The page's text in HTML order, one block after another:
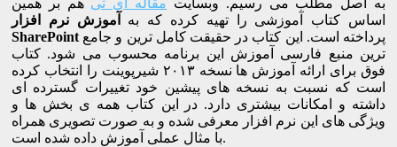
به اصل مطلب می رسیم. وبسایت مقاله آی تی هم بر همین
اساس کتاب آموزشی را تهیه کرده که به
آموزش نرم افزار
SharePointپرداخته است. این کتاب در حقیقت کامل ترین و جامع
ترین منبع فارسی آموزش این برنامه محسوب می شود. کتاب
فوق برای ارائه آموزش ها نسخه ۲۰۱۳ شیرپوینت را انتخاب کرده
است که نسبت به نسخه های پیشین خود تغییرات گسترده ای
داشته و امکانات بیشتری دارد. در این کتاب همه ی بخش ها و
ویژگی های این نرم افزار معرفی شده و به صورت تصویری همراه
با مثال عملی آموزش داده شده است.